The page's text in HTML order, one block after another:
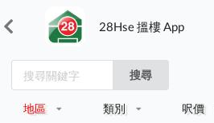
28Hse 搵樓 App
搜尋
地區 類別 呎價